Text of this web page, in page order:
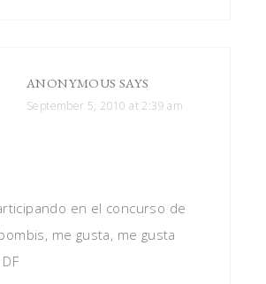
ANONYMOUS SAYS
September 5, 2010 at 2:39 am
en el concurso de
me gusta, me gusta